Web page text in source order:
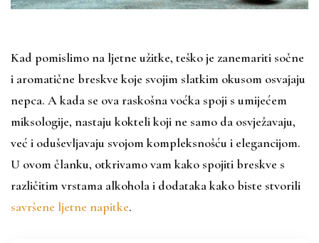
Kad pomislimo na ljetne užitke, teško je zanemariti sočne
i aromatične breskve koje svojim slatkim okusom osvajaju
nepca. A kada se ova raskošna voćka spoji s umijećem
miksologije, nastaju kokteli koji ne samo da osvježavaju,
već i oduševljavaju svojom kompleksnošću i elegancijom.
U ovom članku, otkrivamo vam kako spojiti breskve s
različitim vrstama alkohola i dodataka kako biste stvorili
savršene ljetne napitke.